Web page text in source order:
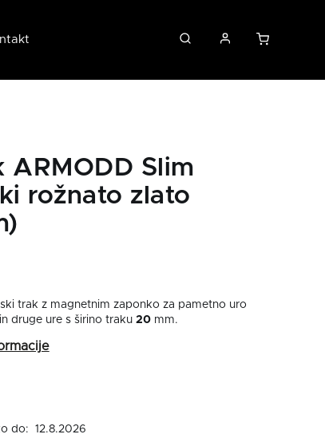
ARMODD Slim
rožnato zlato
trak z magnetnim zaponko za pametno uro
in druge ure s širino traku 20mm.
12.8.2026